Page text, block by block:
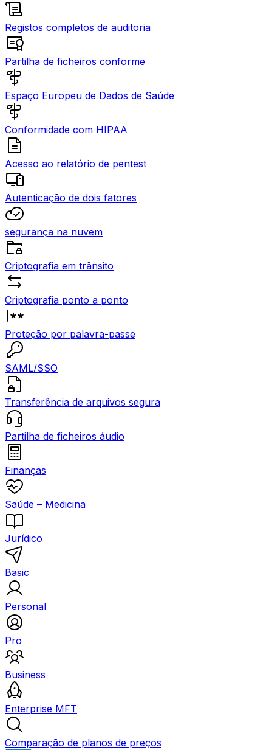
Registos completos de auditoria
Partilha de ficheiros conforme
Espaço Europeu de Dados de Saúde
Conformidade com HIPAA
Acesso ao relatório de pentest
Autenticação de dois fatores
segurança na nuvem
Criptografia em trânsito
Criptografia ponto a ponto
Proteção por palavra-passe
SAML/SSO
Transferência de arquivos segura
Partilha de ficheiros áudio
Finanças
Saúde – Medicina
Jurídico
Basic
Personal
Pro
Business
Enterprise MFT
Comparação de planos de preços